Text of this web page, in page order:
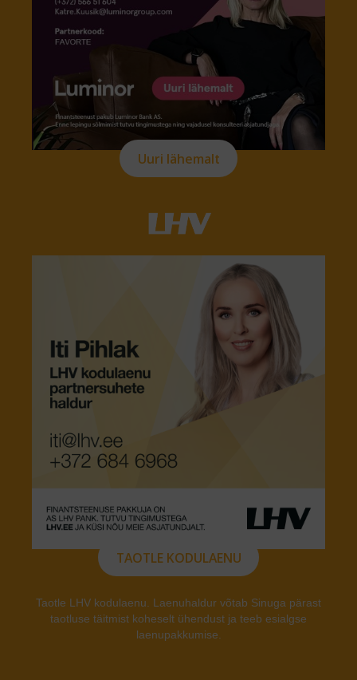
Uuri lähemalt
TAOTLE KODULAENU
Taotle LHV kodulaenu. Laenuhaldur võtab Sinuga pärast
taotluse täitmist koheselt ühendust ja teeb esialgse
laenupakkumise.